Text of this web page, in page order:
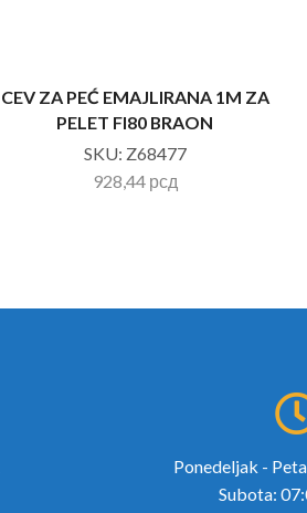
CEV ZA PEĆ EMAJLIRANA 1M ZA
PELET FI80 BRAON
SKU: Z68477
928,44 рсд
Ponedeljak -
Subota: